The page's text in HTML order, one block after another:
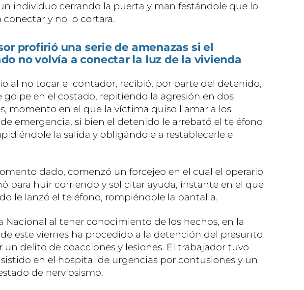
individuo cerrando la puerta y manifestándole que lo
conectar y no lo cortara.
profirió una serie de amenazas si el
no volvía a conectar la luz de la vivienda
al no tocar el contador, recibió, por parte del detenido,
golpe en el costado, repitiendo la agresión en dos
momento en el que la víctima quiso llamar a los
emergencia, si bien el detenido le arrebató el teléfono
la salida y obligándole a restablecerle el
dado, comenzó un forcejeo en el cual el operario
para huir corriendo y solicitar ayuda, instante en el que
le lanzó el teléfono, rompiéndole la pantalla.
Nacional al tener conocimiento de los hechos, en la
este viernes ha procedido a la detención del presunto
un delito de coacciones y lesiones. El trabajador tuvo
en el hospital de urgencias por contusiones y un
de nerviosismo.